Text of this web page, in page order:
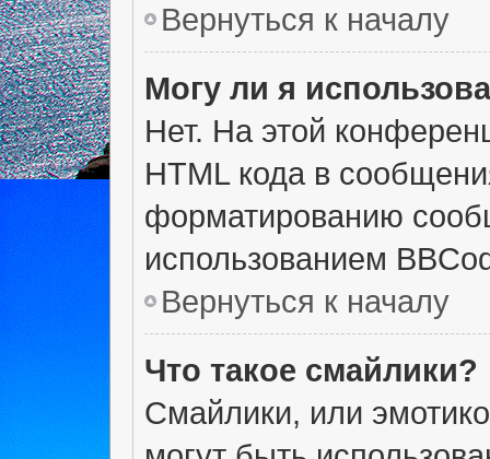
Вернуться к началу
Могу ли я
Нет. На этой
HTML кода в
форматированию
использованием
Вернуться к началу
Что такое смайлики?
Смайлики, или